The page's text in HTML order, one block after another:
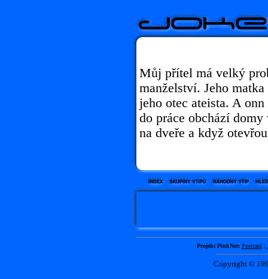
Můj přítel má velký
manželství. Jeho
jeho otec ateista. A
do práce obchází
na dveře a když
Projekt PinkNet: Postcard|
Copyright ©